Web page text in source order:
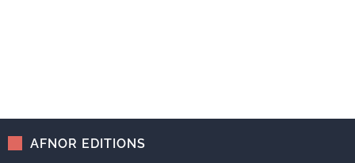
AFNOR EDITIONS